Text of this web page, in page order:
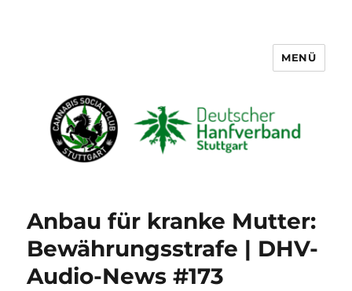
Cannabis Social Club Stuttgart
MENÜ
Anbau für kranke Mutter:
Bewährungsstrafe | DHV-
Audio-News #173